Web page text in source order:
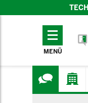
TECHNISCHES
MENÜ